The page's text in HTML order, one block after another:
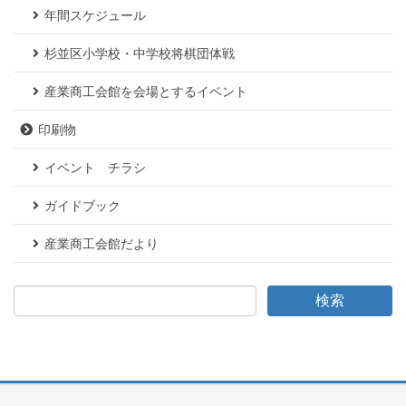
年間スケジュール
杉並区小学校・中学校将棋団体戦
産業商工会館を会場とするイベント
印刷物
イベント チラシ
ガイドブック
産業商工会館だより